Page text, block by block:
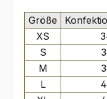
Größe
XS
S
M
L